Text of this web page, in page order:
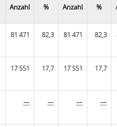
Anzahl % Anzahl %
81 471 82,3 81 471 82,3
17 551 17,7 17 551 17,7
— — — —